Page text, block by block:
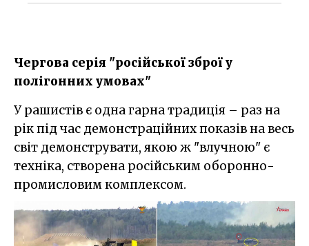
Чергова серія "російської зброї у
полігонних умовах"
У рашистів є одна гарна традиція – раз на
рік під час демонстраційних показів на весь
світ демонструвати, якою ж "влучною" є
техніка, створена російським оборонно-
промисловим комплексом.